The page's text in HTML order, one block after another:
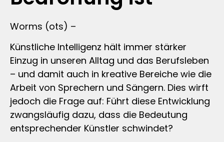
Worms (ots) –
Künstliche Intelligenz hält immer stärker
Einzug in unseren Alltag und das Berufsleben
– und damit auch in kreative Bereiche wie die
Arbeit von Sprechern und Sängern. Dies wirft
jedoch die Frage auf: Führt diese Entwicklung
zwangsläufig dazu, dass die Bedeutung
entsprechender Künstler schwindet?